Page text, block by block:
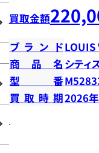
買取金額
ブランドLOUIS
商品名 シティ
型番
買取時期2026